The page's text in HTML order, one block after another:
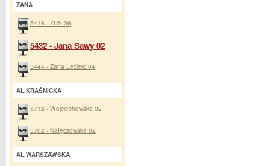
ZANA
5416 - ZUS 06
5432 - Jana Sawy 02
5444 - Zana Leclerc 04
AL.KRAŚNICKA
5712 - Wojciechowska 02
5702 - Nałęczowska 02
AL.WARSZAWSKA